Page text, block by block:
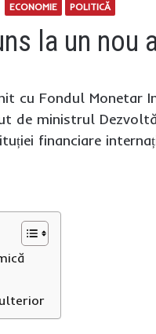
ECONOMIE POLITICĂ
la un nou
cu Fondul Monetar
de ministrul
financiare